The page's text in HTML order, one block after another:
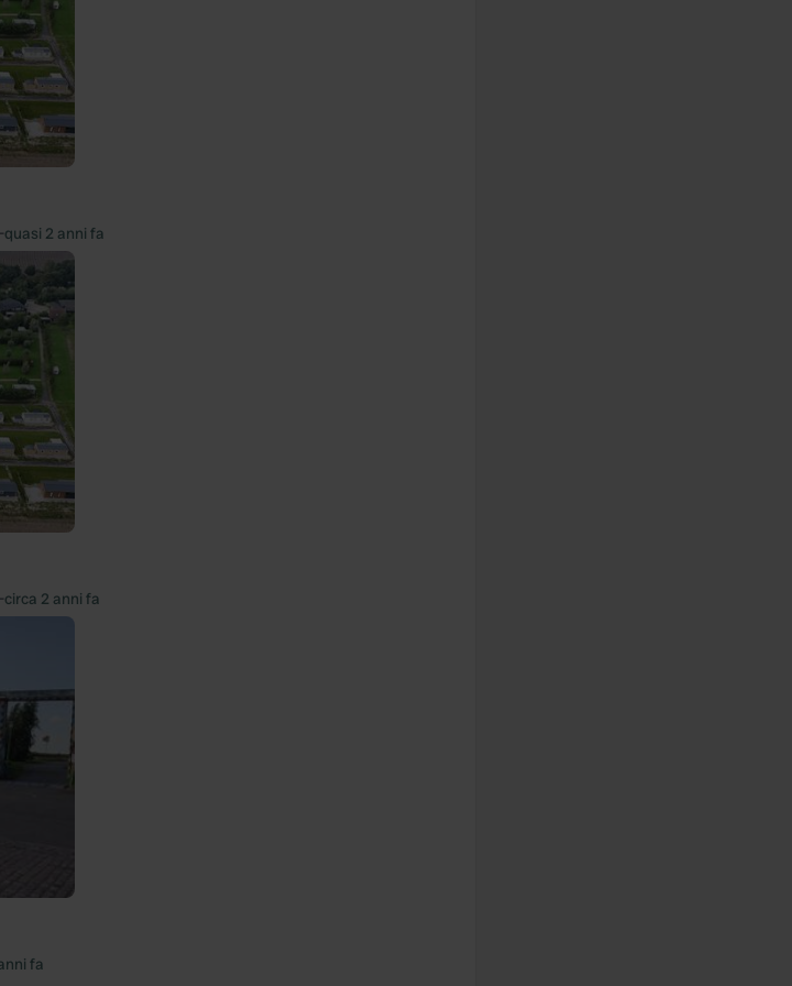
quasi 2 anni fa
circa 2 anni fa
fa